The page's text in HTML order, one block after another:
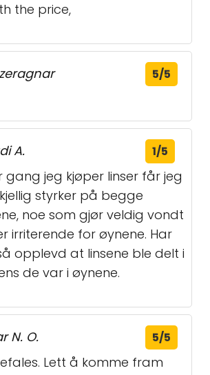
the price,
5/5
A. 1/5
gang jeg kjøper linser får jeg
styrker på begge
noe som gjør veldig vondt
irriterende for øynene. Har
opplevd at linsene ble delt i
de var i øynene.
N. O. 5/5
Lett å komme fram